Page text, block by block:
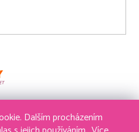
Dalším procházením